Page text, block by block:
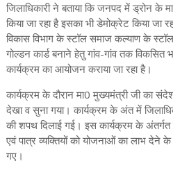
जिलाधिकारी ने बताया कि जनपद में ड्रोन के
किया जा रहा है इसका भी डेमोक्रेट किया जा
विकास विभाग के स्टॉल समाज कल्याण के
गोल्डन कार्ड बनाने हेतु गांव-गांव तक विकसित
कार्यक्रम का आयोजन कराया जा रहा है।
कार्यक्रम के दौरान मा0 मुख्यमंत्री जी का
देखा व सुना गया। कार्यक्रम के अंत में
की शपथ दिलाई गई। इस कार्यक्रम के अंतर्गत
एवं पात्र व्यक्तियों को योजनाओं का लाभ देने के
गए।